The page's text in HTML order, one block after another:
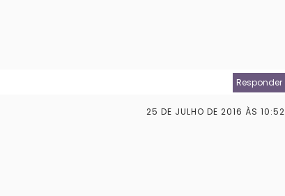
Responder
25 DE JULHO DE 2016 ÀS 10:52